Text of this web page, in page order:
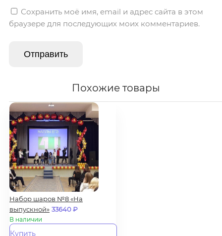
Сохранить моё имя, email и адрес сайта в этом
браузере для последующих моих комментариев.
Похожие товары
Набор шаров №8 «На
выпускной» 33640₽
В наличии
Купить